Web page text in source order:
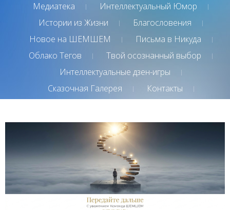
Медиатека
Интеллектуальный Юмор
Истории из Жизни
Благословения
Новое на ШЕМШЕМ
Письма в Никуда
Облако Тегов
Твой осознанный выбор
Интеллектуальные дзен-игры
Сказочная Галерея
Контакты